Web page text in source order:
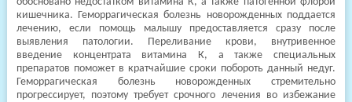
кишечника. Геморрагическая болезнь новорожденных поддается
лечению, если помощь малышу предоставляется сразу после
выявления патологии. Переливание крови, внутривенное
введение концентрата витамина К, а также специальных
препаратов поможет в кратчайшие сроки побороть данный недуг.
Геморрагическая болезнь новорожденных стремительно
прогрессирует, поэтому требует срочного лечения во избежание